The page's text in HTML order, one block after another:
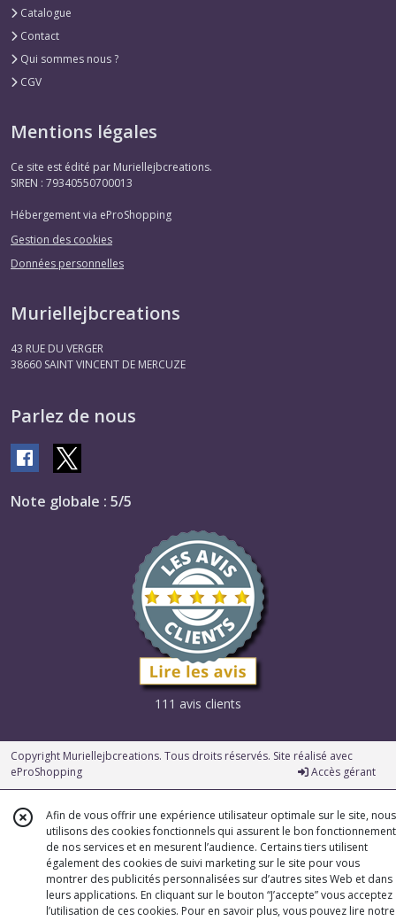
Catalogue
Contact
Qui sommes nous ?
CGV
Mentions légales
Ce site est édité par Muriellejbcreations.
SIREN : 79340550700013
Hébergement via eProShopping
Gestion des cookies
Données personnelles
Muriellejbcreations
43 RUE DU VERGER
38660 SAINT VINCENT DE MERCUZE
Parlez de nous
Note globale : 5/5
111 avis clients
Copyright Muriellejbcreations. Tous droits réservés. Site réalisé avec
eProShopping
Accès gérant
Afin de vous offrir une expérience utilisateur optimale sur le site, nous
utilisons des cookies fonctionnels qui assurent le bon fonctionnement
de nos services et en mesurent l’audience. Certains tiers utilisent
également des cookies de suivi marketing sur le site pour vous
montrer des publicités personnalisées sur d’autres sites Web et dans
leurs applications. En cliquant sur le bouton “J’accepte” vous acceptez
l’utilisation de ces cookies. Pour en savoir plus, vous pouvez lire notre